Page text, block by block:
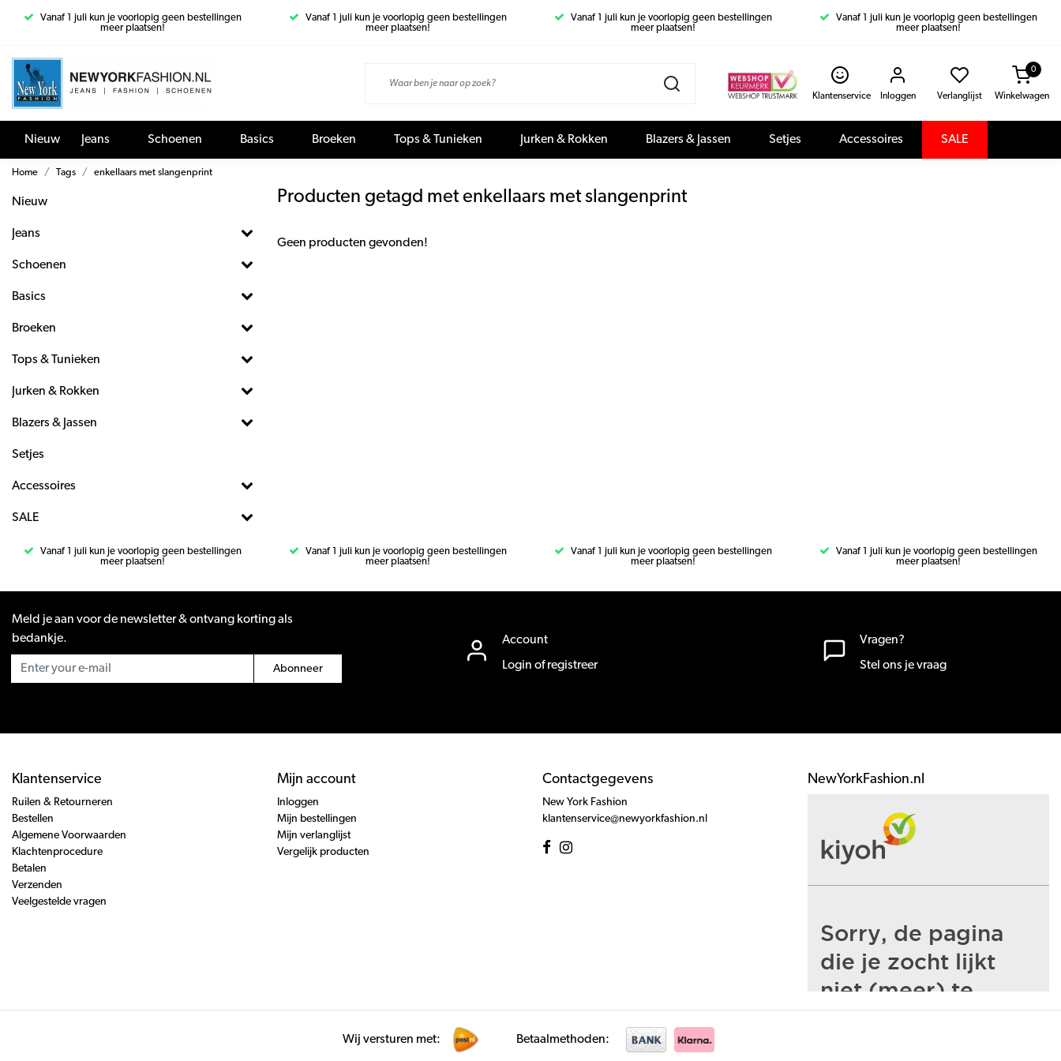
Vanaf 1 juli kun je voorlopig geen bestellingen
meer plaatsen!
Vanaf 1 juli kun je voorlopig geen bestellingen
meer plaatsen!
Vanaf 1 juli kun je voorlopig geen bestellingen
meer plaatsen!
Vanaf 1 juli kun je voorlopig geen bestellingen
meer plaatsen!
Klantenservice Inloggen Verlanglijst Winkelwagen
0
Nieuw Jeans Schoenen Basics Broeken Tops & Tunieken Jurken & Rokken Blazers & Jassen Setjes Accessoires SALE
Home Tags enkellaars met slangenprint
Nieuw
Jeans
Schoenen
Basics
Broeken
Tops & Tunieken
Jurken & Rokken
Blazers & Jassen
Setjes
Accessoires
SALE
Producten getagd met enkellaars met slangenprint
Geen producten gevonden!
Vanaf 1 juli kun je voorlopig geen bestellingen
meer plaatsen!
Vanaf 1 juli kun je voorlopig geen bestellingen
meer plaatsen!
Vanaf 1 juli kun je voorlopig geen bestellingen
meer plaatsen!
Vanaf 1 juli kun je voorlopig geen bestellingen
meer plaatsen!
Meld je aan voor de newsletter & ontvang korting als
bedankje.
Abonneer
Account
Login of registreer
Vragen?
Stel ons je vraag
Klantenservice
Ruilen & Retourneren
Bestellen
Algemene Voorwaarden
Klachtenprocedure
Betalen
Verzenden
Veelgestelde vragen
Mijn account
Inloggen
Mijn bestellingen
Mijn verlanglijst
Vergelijk producten
Contactgegevens
New York Fashion
klantenservice@newyorkfashion.nl
NewYorkFashion.nl
Wij versturen met: Betaalmethoden: